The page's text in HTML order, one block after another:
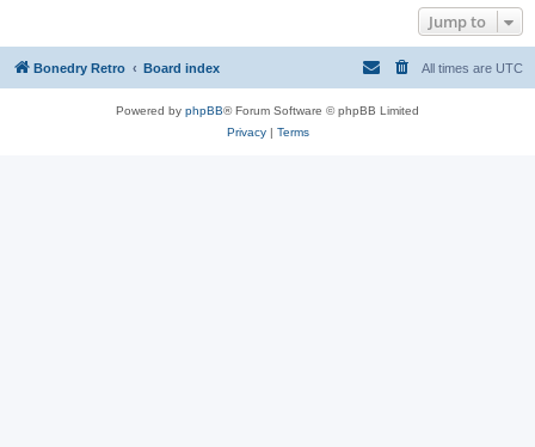
Jump to
Bonedry Retro Board index All times are UTC
Powered by phpBB® Forum Software © phpBB Limited
Privacy| Terms